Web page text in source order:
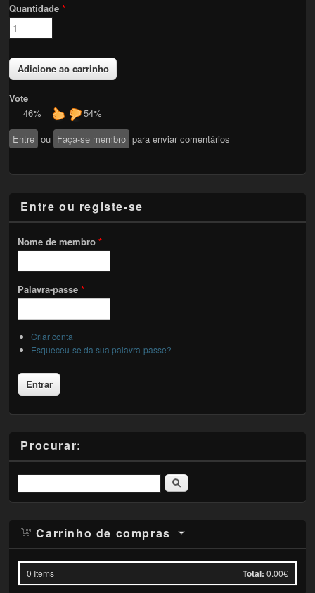
Quantidade*
Vote
46%
54%
Entre ou Faça-se membro para enviar comentários
Entre ou registe-se
Nome de membro*
Palavra-passe*
Criar conta
Esqueceu-se da sua palavra-passe?
Procurar:
Pesquisar
Carrinho de compras
0 Items Total: 0.00€